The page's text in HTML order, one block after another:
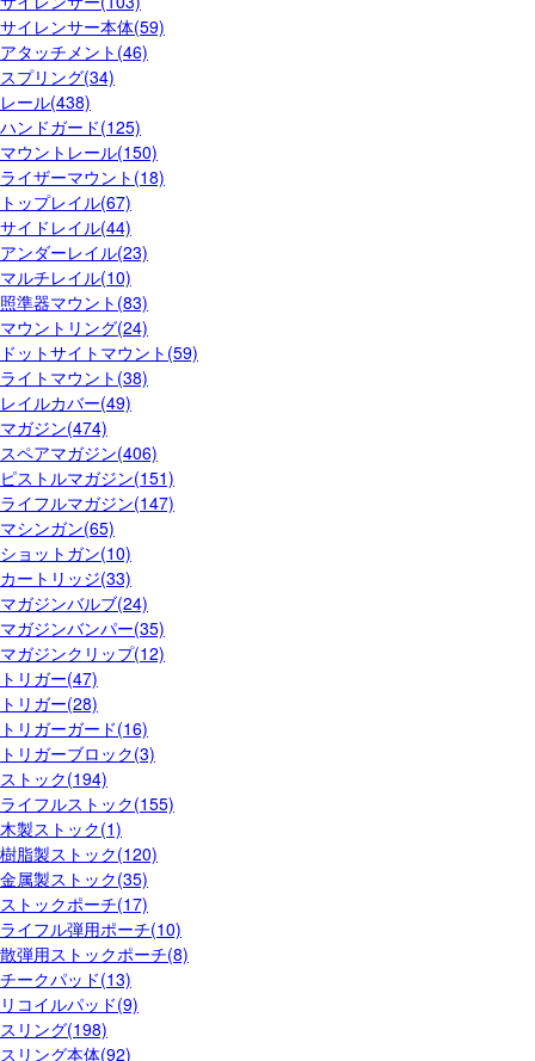
サイレンサー本体(59)
アタッチメント(46)
スプリング(34)
レール(438)
ハンドガード(125)
マウントレール(150)
ライザーマウント(18)
トップレイル(67)
サイドレイル(44)
アンダーレイル(23)
マルチレイル(10)
照準器マウント(83)
マウントリング(24)
ドットサイトマウント(59)
ライトマウント(38)
レイルカバー(49)
マガジン(474)
スペアマガジン(406)
ピストルマガジン(151)
ライフルマガジン(147)
マシンガン(65)
ショットガン(10)
カートリッジ(33)
マガジンバルブ(24)
マガジンバンパー(35)
マガジンクリップ(12)
トリガー(47)
トリガー(28)
トリガーガード(16)
トリガーブロック(3)
ストック(194)
ライフルストック(155)
木製ストック(1)
樹脂製ストック(120)
金属製ストック(35)
ストックポーチ(17)
ライフル弾用ポーチ(10)
散弾用ストックポーチ(8)
チークパッド(13)
リコイルパッド(9)
スリング(198)
スリング本体(92)